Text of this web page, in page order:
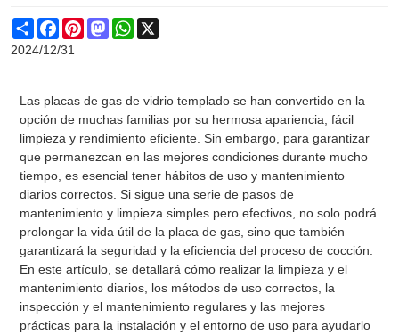
ShareFacebook
PinterestMastodonWhatsApp
2024/12/31
Las placas de gas de vidrio templado se han convertido en la
opción de muchas familias por su hermosa apariencia, fácil
limpieza y rendimiento eficiente. Sin embargo, para garantizar
que permanezcan en las mejores condiciones durante mucho
tiempo, es esencial tener hábitos de uso y mantenimiento
diarios correctos. Si sigue una serie de pasos de
mantenimiento y limpieza simples pero efectivos, no solo podrá
prolongar la vida útil de la placa de gas, sino que también
garantizará la seguridad y la eficiencia del proceso de cocción.
En este artículo, se detallará cómo realizar la limpieza y el
mantenimiento diarios, los métodos de uso correctos, la
inspección y el mantenimiento regulares y las mejores
prácticas para la instalación y el entorno de uso para ayudarlo